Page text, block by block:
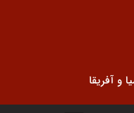
و آفریقا